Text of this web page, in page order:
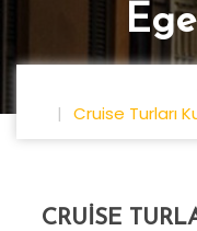
Cruise Turları
CRUISE